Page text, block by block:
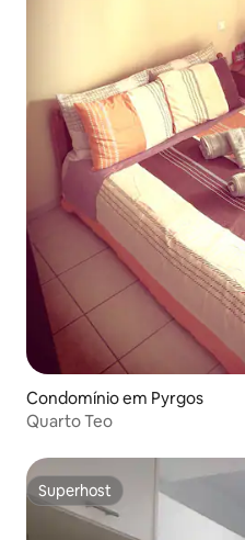
Condomínio em Pyrgos
Quarto Teo
Superhost
Superhost